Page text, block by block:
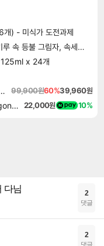
) - 미식가 도전과제
의 결심」이 8월 20일에 업데이트됩니다!
125ml x 24개
Final Fantasy VII Remake & Rebirth Twin Pack 99,900원60%39,960원
드래곤소드 어웨이크닝 디럭스 팩 DragonSword Awakening Deluxe Pack DLC 22,000원 10%
다님 2
댓글
2
댓글